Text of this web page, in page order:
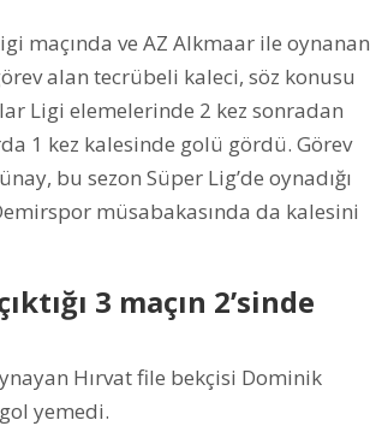
maçında ve AZ Alkmaar ile oynanan
alan tecrübeli kaleci, söz konusu
Ligi elemelerinde 2 kez sonradan
1 kez kalesinde golü gördü. Görev
bu sezon Süper Lig’de oynadığı
müsabakasında da kalesini
3 maçın 2’sinde
Hırvat file bekçisi Dominik
yemedi.